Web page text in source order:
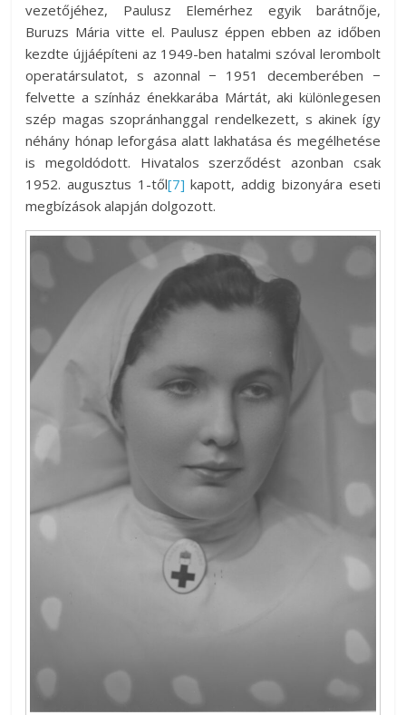
vezetőjéhez, Paulusz Elemérhez egyik barátnője,
Buruzs Mária vitte el. Paulusz éppen ebben az időben
kezdte újjáépíteni az 1949-ben hatalmi szóval lerombolt
operatársulatot, s azonnal − 1951 decemberében −
felvette a színház énekkarába Mártát, aki különlegesen
szép magas szopránhanggal rendelkezett, s akinek így
néhány hónap leforgása alatt lakhatása és megélhetése
is megoldódott. Hivatalos szerződést azonban csak
1952. augusztus 1-től[7] kapott, addig bizonyára eseti
megbízások alapján dolgozott.